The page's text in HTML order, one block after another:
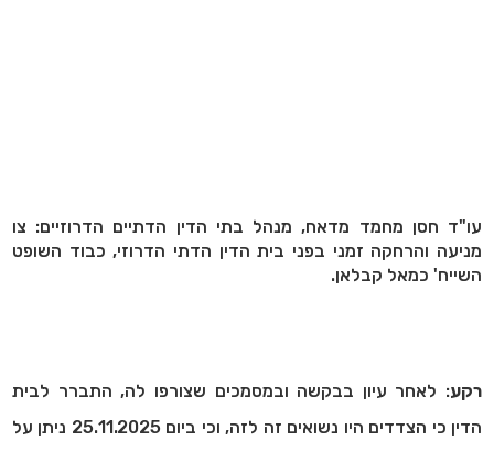
עו"ד חסן מחמד מדאח, מנהל בתי הדין הדתיים הדרוזיים: צו
מניעה והרחקה זמני בפני בית הדין הדתי הדרוזי, כבוד השופט
השייח' כמאל קבלאן.
רקע: לאחר עיון בבקשה ובמסמכים שצורפו לה, התברר לבית
הדין כי הצדדים היו נשואים זה לזה, וכי ביום 25.11.2025 ניתן על